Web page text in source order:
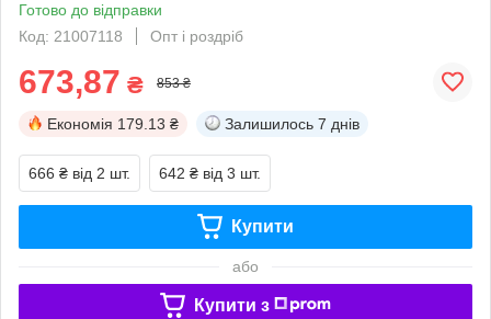
Готово до відправки
Код: 21007118
Опт і роздріб
673,87 ₴ 853 ₴
Економія 179.13 ₴ Залишилось 7 днів
666 ₴ від 2 шт. 642 ₴ від 3 шт.
Купити
або
Купити з